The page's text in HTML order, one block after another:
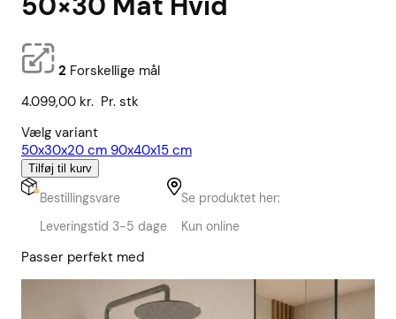
2 Forskellige mål
4.099,00 kr. Pr. stk
Vælg variant
50x30x20 cm 90x40x15 cm
Tilføj til kurv
Bestillingsvare
Leveringstid 3-5 dage
Se produktet her:
Kun online
Passer perfekt med